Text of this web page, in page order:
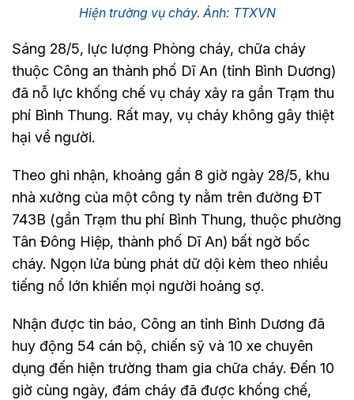
Hiện trường vụ cháy. Ảnh: TTXVN
Sáng 28/5, lực lượng Phòng cháy, chữa cháy
thuộc Công an thành phố Dĩ An (tỉnh Bình Dương)
đã nỗ lực khống chế vụ cháy xảy ra gần Trạm thu
phí Bình Thung. Rất may, vụ cháy không gây thiệt
hại về người.
Theo ghi nhận, khoảng gần 8 giờ ngày 28/5, khu
nhà xưởng của một công ty nằm trên đường ĐT
743B (gần Trạm thu phí Bình Thung, thuộc phường
Tân Đông Hiệp, thành phố Dĩ An) bất ngờ bốc
cháy. Ngọn lửa bùng phát dữ dội kèm theo nhiều
tiếng nổ lớn khiến mọi người hoảng sợ.
Nhận được tin báo, Công an tỉnh Bình Dương đã
huy động 54 cán bộ, chiến sỹ và 10 xe chuyên
dụng đến hiện trường tham gia chữa cháy. Đến 10
giờ cùng ngày, đám cháy đã được khống chế,